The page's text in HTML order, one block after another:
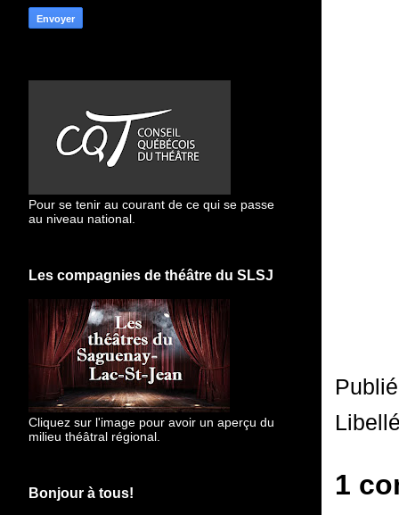
1
Pour se tenir au courant de ce qui se passe
au niveau national.
Les compagnies de théâtre du SLSJ
Cliquez sur l'image pour avoir un aperçu du
milieu théâtral régional.
Bonjour à tous!